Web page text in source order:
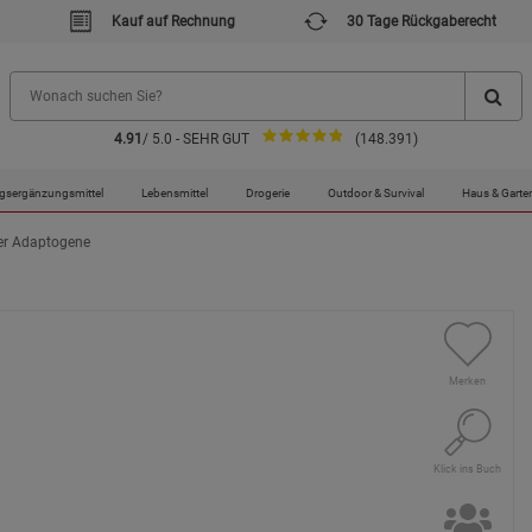
Kauf auf Rechnung 30 Tage Rückgaberecht
4.91 / 5.0 - SEHR GUT (148.391)
Lebensmittel Drogerie Outdoor & Survival Haus &
Adaptogene
Merken
Klick ins Buch